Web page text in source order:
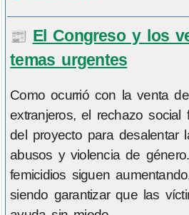
📰 El Congreso y los
temas urgentes
Como ocurrió con la venta
extranjeros, el rechazo social
del proyecto para desalentar
abusos y violencia de
femicidios siguen
siendo garantizar que las